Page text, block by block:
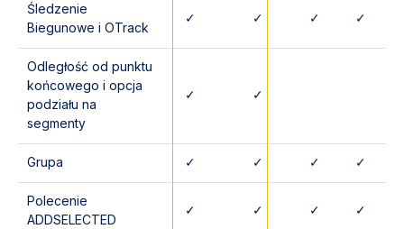
Śledzenie
Biegunowe i OTrack
✓ ✓ ✓ ✓
Odległość od punktu
końcowego i opcja
podziału na
segmenty
✓ ✓
Grupa ✓ ✓ ✓ ✓
Polecenie
ADDSELECTED
✓ ✓ ✓ ✓